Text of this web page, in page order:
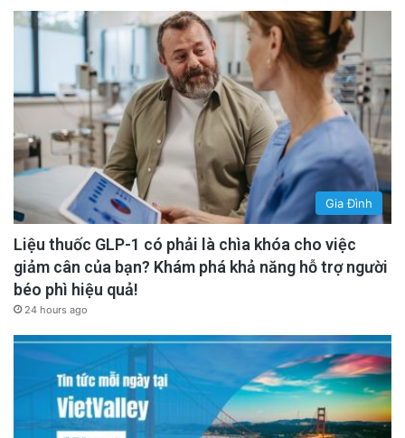
Gia Đình
Liệu thuốc GLP-1 có phải là chìa khóa cho việc
giảm cân của bạn? Khám phá khả năng hỗ trợ người
béo phì hiệu quả!
24 hours ago